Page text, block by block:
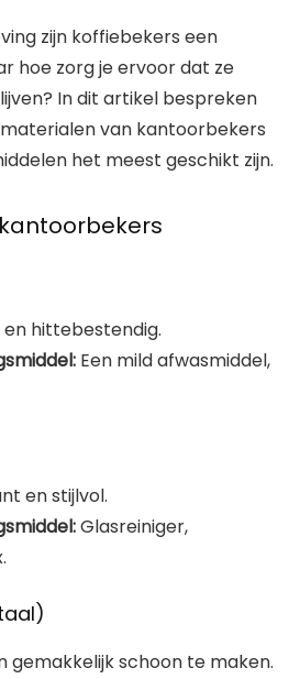
zijn koffiebekers een
hoe zorg je ervoor dat ze
In dit artikel bespreken
van kantoorbekers
het meest geschikt zijn.
en hittebestendig.
Een mild afwasmiddel,
en stijlvol.
Glasreiniger,
gemakkelijk schoon te maken.